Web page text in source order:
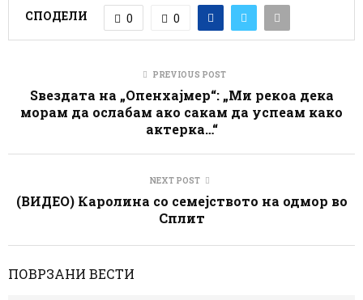
СПОДЕЛИ 0 0
PREVIOUS POST
Ѕвездата на „Опенхајмер“: „Ми рекоа дека
морам да ослабам ако сакам да успеам како
актерка…“
NEXT POST
(ВИДЕО) Каролина со семејството на одмор во
Сплит
ПОВРЗАНИ ВЕСТИ